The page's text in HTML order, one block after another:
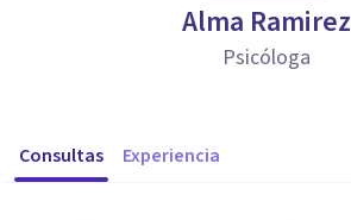
Alma Ramirez
Psicóloga
Consultas Experiencia